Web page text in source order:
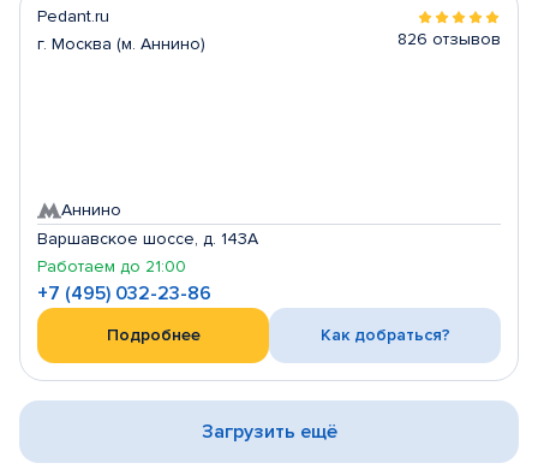
Pedant.ru
г. Москва (м. Аннино)
826 отзывов
Аннино
Варшавское шоссе, д. 143А
Работаем до 21:00
+7 (495) 032-23-86
Подробнее Как добраться?
Загрузить ещё